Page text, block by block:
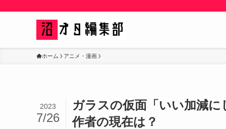
ホーム アニメ・漫画
ガラスの仮面「いい加減
作者の現在は？
2023
7/26